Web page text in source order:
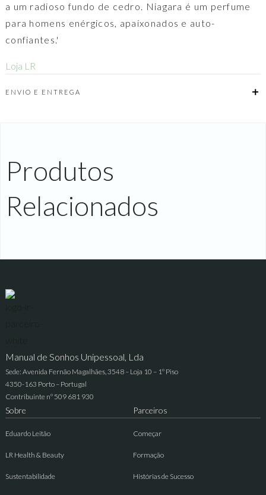
a um radioso fundo de cedro. Niagara é um perfume
para homens enérgicos, apaixonados e auto-
confiantes.'
Loja LR
ENVIO E ENTREGA
Produtos
Relacionados
Manual de Sonhos Unipessoal, Lda
Sede: Avenida Fernão Magalhães, 3548 – Loja 10 – 1º Piso
4350-163 Porto – Portugal
Contribuinte nº 509 681 930
Sobre
Eduardo Leitão
LR Health & Beauty
Sustentabilidade
Parceiros
Começar
Formação
Histórias de Sucesso